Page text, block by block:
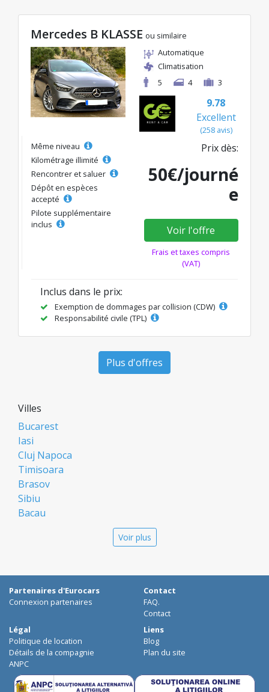
sélectionnée, avec des tarifs avantageux
débutant à seulement 50€/jour.
Mercedes B KLASSE ou similaire
Automatique
Climatisation
5
4 3
9.78
Excellent
(258 avis)
Même niveau
Kilométrage illimité
Rencontrer et saluer
Dépôt en espèces
accepté
Pilote supplémentaire
inclus
Prix dès:
50€/journé
e
Voir l'offre
Frais et taxes compris
(VAT)
Inclus dans le prix:
Exemption de dommages par collision (CDW)
Responsabilité civile (TPL)
Plus d'offres
Villes
Bucarest
Iasi
Cluj Napoca
Timisoara
Brasov
Sibiu
Bacau
Galati
Suceava
Focsani
Targoviste
Ploiesti
Craiova
Botosani
Voir plus
Partenaires d'Eurocars
Connexion partenaires
Contact
FAQ.
Contact
Légal
Politique de location
Détails de la compagnie
ANPC
Liens
Blog
Plan du site